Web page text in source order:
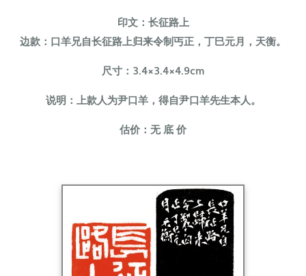
印文：长征路上
边款：口羊兄自长征路上归来令制丐正，丁巳元月，天衡。
尺寸：3.4×3.4×4.9cm
说明：上款人为尹口羊，得自尹口羊先生本人。
估价：无 底 价